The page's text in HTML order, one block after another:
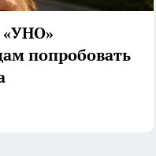
«УНО»
попробовать